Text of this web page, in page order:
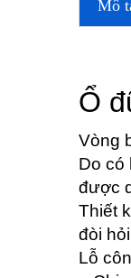
Mô
Ổ
Vòng
Do có
được
Thiết
đòi
Lỗ